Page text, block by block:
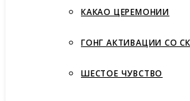
КАКАО ЦЕРЕМОНИИ
ГОНГ АКТИВАЦИИ СО
ШЕСТОЕ ЧУВСТВО